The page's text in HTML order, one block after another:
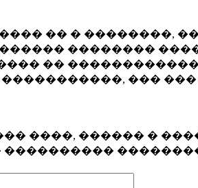
�� � ��������,
��������
��
���
����, ������ �